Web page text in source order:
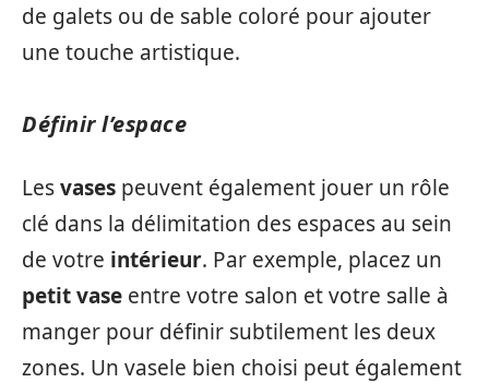
de galets ou de sable coloré pour ajouter
une touche artistique.
Définir l’espace
Lesvases peuvent également jouer un rôle
clé dans la délimitation des espaces au sein
de votre intérieur. Par exemple, placez un
petit vase entre votre salon et votre salle à
manger pour définir subtilement les deux
zones. Un vasele bien choisi peut également